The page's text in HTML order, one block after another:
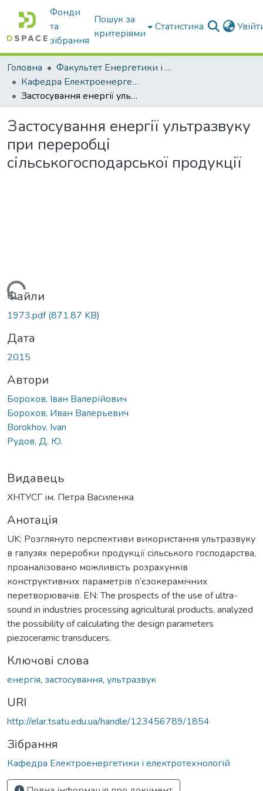
Фонди
та
зібрання
Пошук за
критеріями
Статистика
Головна
Факультет Енергетики і комп'ютерних технологій
Кафедра Електроенергетики і електротехнологій
Застосування енергії ультразвуку при переробці сільськогосподарської продукції
Застосування енергії ультразвуку
при переробці
сільськогосподарської продукції
Вантажиться...
Файли
1973.pdf(871.87 KB)
Дата
2015
Автори
Борохов, Іван Валерійович
Борохов, Иван Валерьевич
Borokhov, Ivan
Рудов, Д. Ю.
Видавець
ХНТУСГ ім. Петра Василенка
Анотація
UK: Розглянуто перспективи використання ультразвуку
в галузях переробки продукції сільського господарства,
проаналізовано можливість розрахунків
конструктивних параметрів п’єзокерамічних
перетворювачів. EN: The prospects of the use of ultra-
sound in industries processing agricultural products, analyzed
the possibility of calculating the design parameters
piezoceramic transducers.
Ключові слова
енергія, застосування, ультразвук
URI
http://elar.tsatu.edu.ua/handle/123456789/1854
Зібрання
Кафедра Електроенергетики і електротехнологій